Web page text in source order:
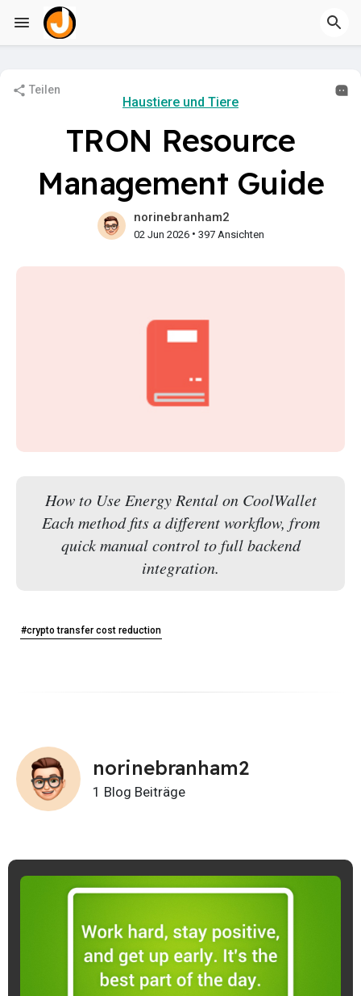
Teilen
Haustiere und Tiere
TRON Resource
Management Guide
norinebranham2
02 Jun 2026• 397 Ansichten
How to Use Energy Rental on CoolWallet
Each method fits a different workflow, from
quick manual control to full backend
integration.
#crypto transfer cost reduction
norinebranham2
1 Blog Beiträge